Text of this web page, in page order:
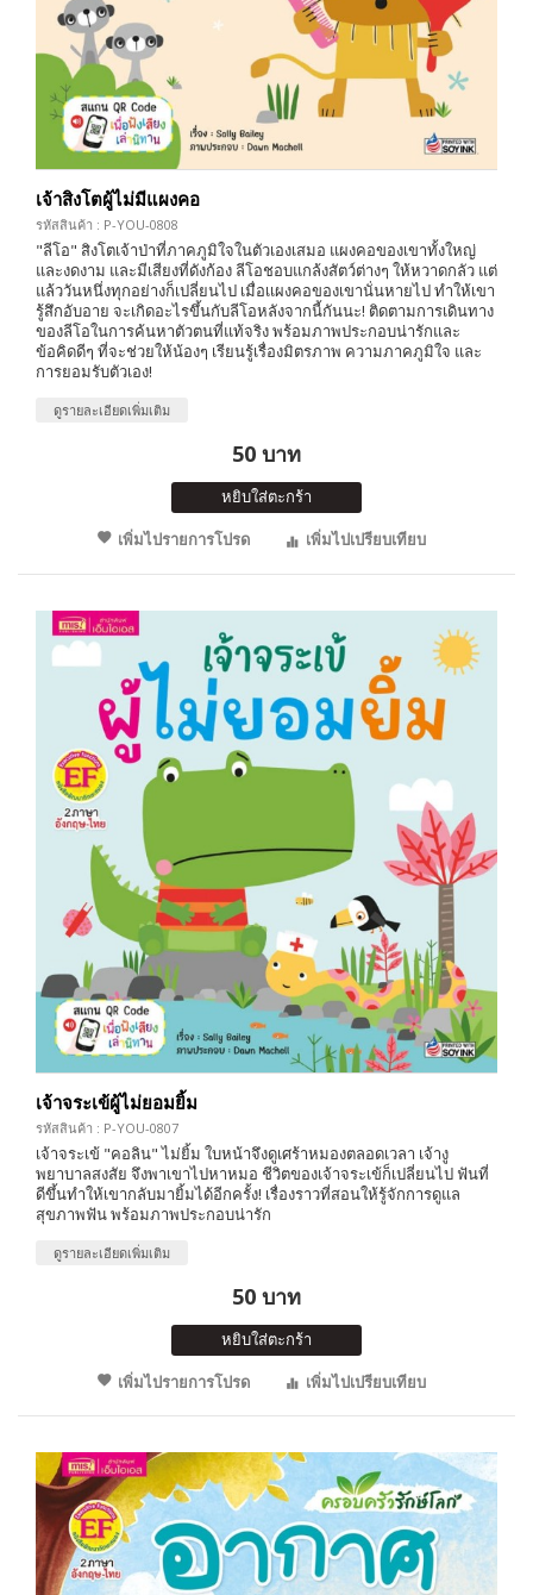
เจ้าสิงโตผู้ไม่มีแผงคอ
รหัสสินค้า : P-YOU-0808
"ลีโอ" สิงโตเจ้าป่าที่ภาคภูมิใจในตัวเองเสมอ แผงคอของเขาทั้งใหญ่
และงดงาม และมีเสียงที่ดังก้อง ลีโอชอบแกล้งสัตว์ต่างๆ ให้หวาดกลัว แต่
แล้ววันหนึ่งทุกอย่างก็เปลี่ยนไป เมื่อเเผงคอของเขานั่นหายไป ทำให้เขา
รู้สึกอับอาย จะเกิดอะไรขึ้นกับลีโอหลังจากนี้กันนะ! ติดตามการเดินทาง
ของลีโอในการค้นหาตัวตนที่แท้จริง พร้อมภาพประกอบน่ารักและ
ข้อคิดดีๆ ที่จะช่วยให้น้องๆ เรียนรู้เรื่องมิตรภาพ ความภาคภูมิใจ และ
การยอมรับตัวเอง!
ดูรายละเอียดเพิ่มเติม
50 บาท
หยิบใส่ตะกร้า
เพิ่มไปรายการโปรด
เพิ่มไปเปรียบเทียบ
เจ้าจระเข้ผู้ไม่ยอมยิ้ม
รหัสสินค้า : P-YOU-0807
เจ้าจระเข้ "คอลิน" ไม่ยิ้ม ใบหน้าจึงดูเศร้าหมองตลอดเวลา เจ้างู
พยาบาลสงสัย จึงพาเขาไปหาหมอ ชีวิตของเจ้าจระเข้ก็เปลี่ยนไป ฟันที่
ดีขึ้นทำให้เขากลับมายิ้มได้อีกครั้ง! เรื่องราวที่สอนให้รู้จักการดูแล
สุขภาพฟัน พร้อมภาพประกอบน่ารัก
ดูรายละเอียดเพิ่มเติม
50 บาท
หยิบใส่ตะกร้า
เพิ่มไปรายการโปรด
เพิ่มไปเปรียบเทียบ